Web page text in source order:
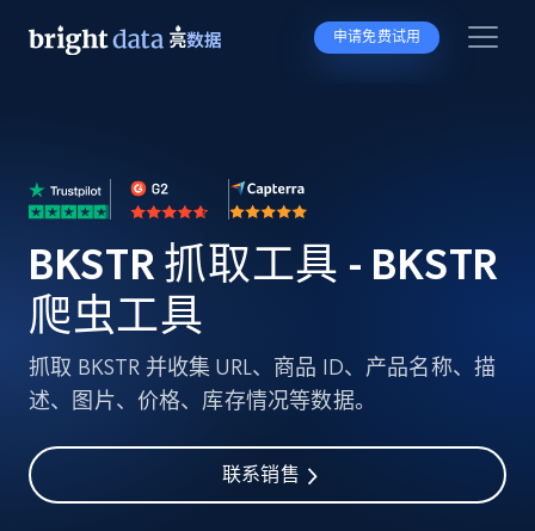
申请免费试用
BKSTR 抓取工具 - BKSTR
爬虫工具
抓取 BKSTR 并收集 URL、商品 ID、产品名称、描
述、图片、价格、库存情况等数据。
联系销售